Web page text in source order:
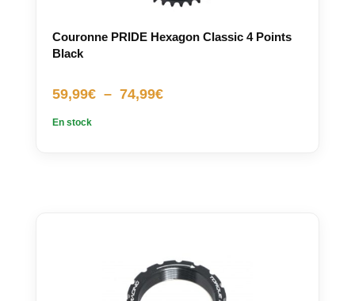
Couronne PRIDE Hexagon Classic 4 Points
Black
59,99€ – 74,99€Plage
En stock